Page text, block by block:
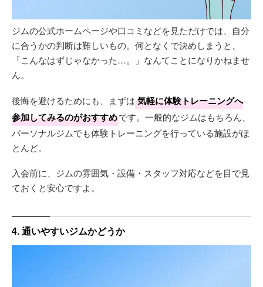
ジムの公式ホームページや口コミなどを見ただけでは、自分
に合うかの判断は難しいもの。何となくで決めしまうと、
「こんなはずじゃなかった…。」なんてことになりかねませ
ん。
後悔を避けるためにも、まずは 気軽に体験トレーニングへ
参加してみるのがおすすめです。一般的なジムはもちろん、
パーソナルジムでも体験トレーニングを行っている施設がほ
とんど。
入会前に、ジムの雰囲気・設備・スタッフ対応などを目で見
ておくと安心ですよ。
4. 通いやすいジムかどうか